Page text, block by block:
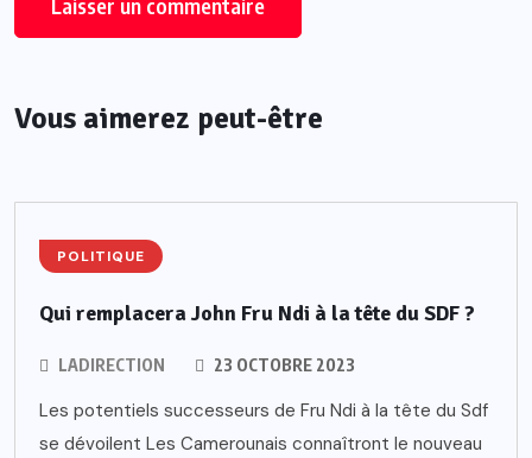
Vous aimerez peut-être
POLITIQUE
Qui remplacera John Fru Ndi à la tête du SDF ?
LADIRECTION 23 OCTOBRE 2023
Les potentiels successeurs de Fru Ndi à la tête du Sdf
se dévoilent Les Camerounais connaîtront le nouveau